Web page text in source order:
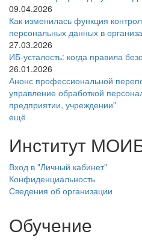
09.04.2026
Как изменилась функция
персональных данных в
27.03.2026
ИБ-усталость: когда правила
26.01.2026
Анонс профессиональной
управление обработкой
предприятии, учреждении"
ещё
Институт
Вход в "Личный кабинет"
Конфиденциальность
Сведения об организации
Обучение